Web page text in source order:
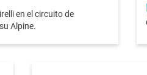
en el circuito de
Alpine.